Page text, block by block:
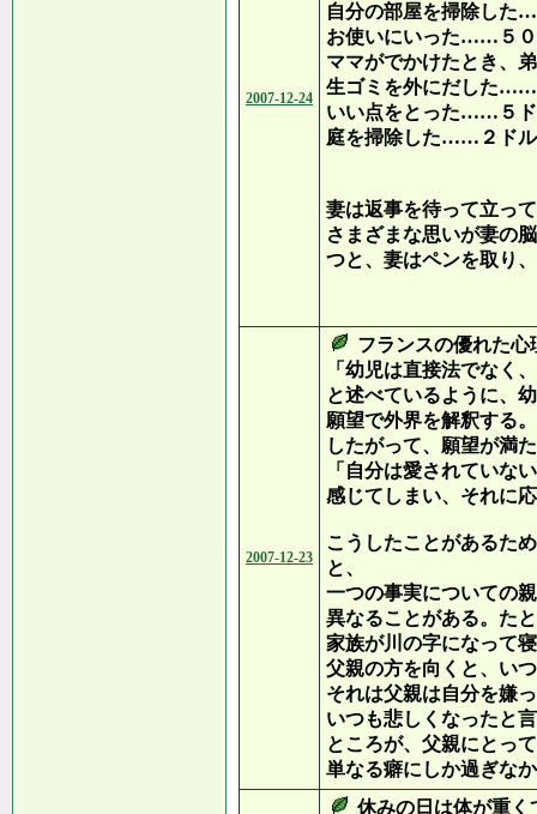
2007-12-24
自分の部屋を掃除した
お使いにいった……５
ママがでかけたとき、
生ゴミを外にだした
いい点をとった……５
庭を掃除した……２ドル
妻は返事を待って立っ
さまざまな思いが妻の
つと、妻はペンを取り
2007-12-23
フランスの優れた
「幼児は直接法でなく
と述べているように、
願望で外界を解釈する。
したがって、願望が満
「自分は愛されていな
感じてしまい、それに
こうしたことがあるた
と、
一つの事実についての
異なることがある。た
家族が川の字になって
父親の方を向くと、い
それは父親は自分を嫌
いつも悲しくなったと
ところが、父親にとっ
単なる癖にしか過ぎな
休みの日は体が重く